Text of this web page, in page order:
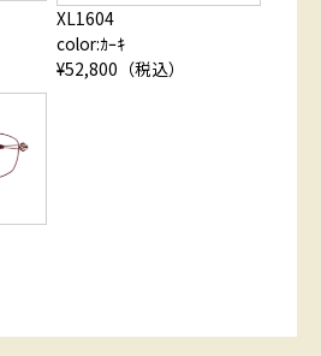
XL1604
color:ｶｰｷ
¥52,800（税込）